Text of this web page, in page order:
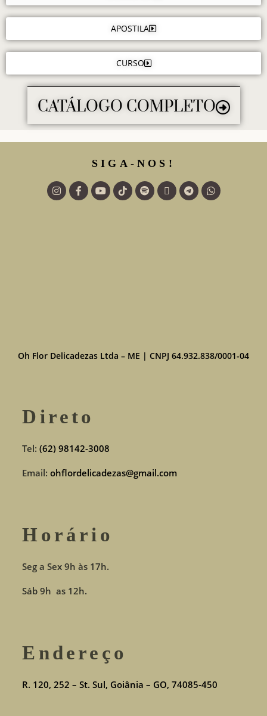
APOSTILA
CURSO
CATÁLOGO COMPLETO
SIGA-NOS!
Oh Flor Delicadezas Ltda – ME | CNPJ 64.932.838/0001-04
Direto
Tel: (62) 98142-3008
Email:ohflordelicadezas@gmail.com
Horário
Seg a Sex 9h às 17h.
Sáb 9h as 12h.
Endereço
R. 120, 252 – St. Sul, Goiânia – GO, 74085-450